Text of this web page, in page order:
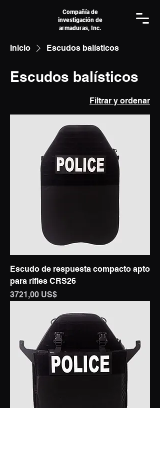
Compañía de
investigación de
armaduras, Inc.
Inicio Escudos balísticos
Escudos balísticos
Filtrar y ordenar
Escudo de respuesta compacto apto
para rifles CRS26
Precio
3721,00 US$